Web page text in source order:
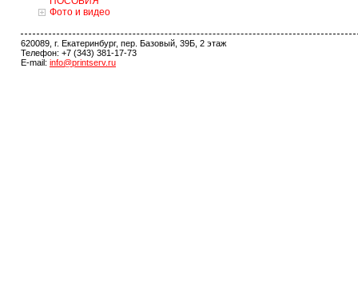
Фото и видео
620089, г. Екатеринбург, пер. Базовый, 39Б, 2 этаж
Телефон: +7 (343) 381-17-73
E-mail: info@printserv.ru